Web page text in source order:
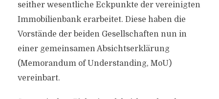
seither wesentliche Eckpunkte der vereinigten
Immobilienbank erarbeitet. Diese haben die
Vorstände der beiden Gesellschaften nun in
einer gemeinsamen Absichtserklärung
(Memorandum of Understanding, MoU)
vereinbart.